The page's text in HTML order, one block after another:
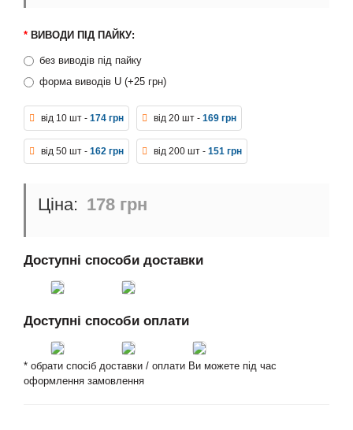
ВИВОДИ ПІД ПАЙКУ:
без виводів під пайку
форма виводів U (+25 грн)
від 10 шт - 174 грн від 20 шт - 169 грн
від 50 шт - 162 грн від 200 шт - 151 грн
178 грн
Доступні способи доставки
Доступні способи оплати
* обрати спосіб доставки / оплати Ви можете під час
оформлення замовлення